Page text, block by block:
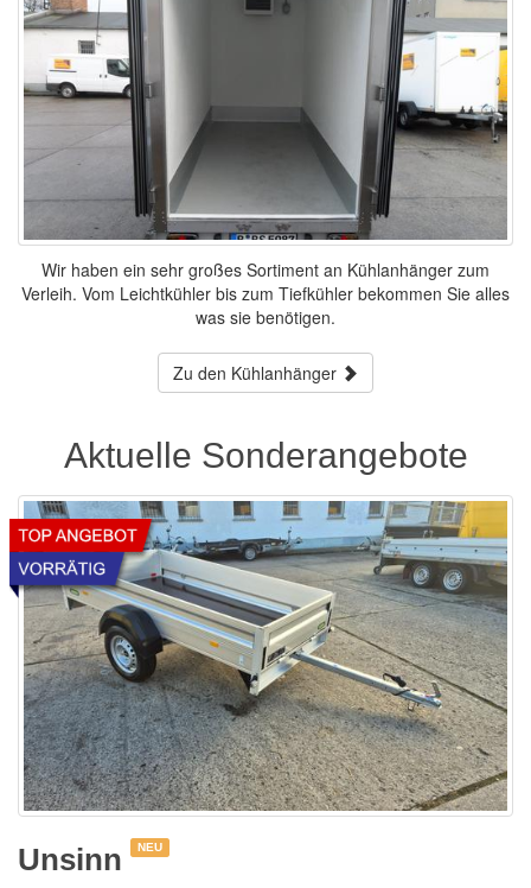
Wir haben ein sehr großes Sortiment an Kühlanhänger zum
Verleih. Vom Leichtkühler bis zum Tiefkühler bekommen Sie alles
was sie benötigen.
Zu den Kühlanhänger
Aktuelle Sonderangebote
Unsinn NEU